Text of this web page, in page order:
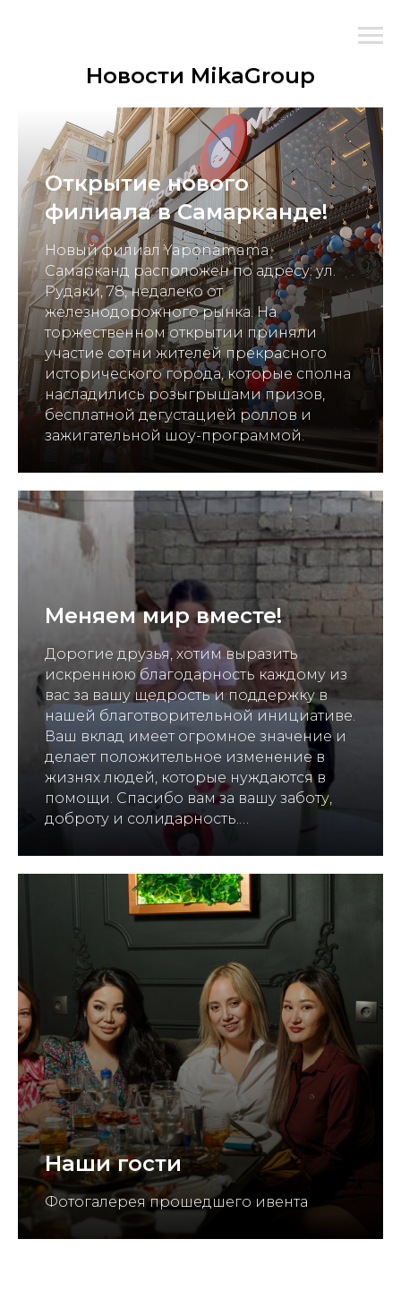
Новости MikaGroup
Открытие нового
филиала в Самарканде!
Новый филиал Yaponamama
Самарканд расположен по адресу: ул.
Рудаки, 78, недалеко от
железнодорожного рынка. На
торжественном открытии приняли
участие сотни жителей прекрасного
исторического города, которые сполна
насладились розыгрышами призов,
бесплатной дегустацией роллов и
зажигательной шоу-программой.
Меняем мир вместе!
Дорогие друзья, хотим выразить
искреннюю благодарность каждому из
вас за вашу щедрость и поддержку в
нашей благотворительной инициативе.
Ваш вклад имеет огромное значение и
делает положительное изменение в
жизнях людей, которые нуждаются в
помощи. Спасибо вам за вашу заботу,
доброту и солидарность.…
Наши гости
Фотогалерея прошедшего ивента